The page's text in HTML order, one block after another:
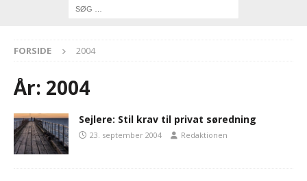
FORSIDE 2004
År: 2004
Sejlere: Stil krav til privat søredning
23. september 2004 Redaktionen